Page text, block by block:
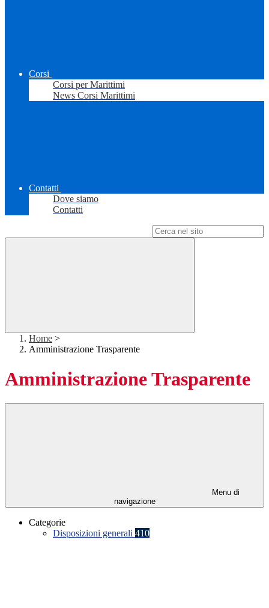
Corsi
Corsi per Marittimi
News Corsi Marittimi
Contatti
Dove siamo
Contatti
Home >
Amministrazione Trasparente
Amministrazione Trasparente
Menu di
navigazione
Categorie
Disposizioni generali 410